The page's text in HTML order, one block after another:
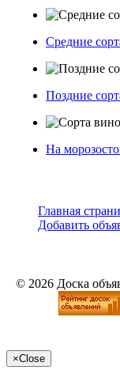
Средние
Поздние
На
Главная
Добавить
© 2026 Доска
×Close